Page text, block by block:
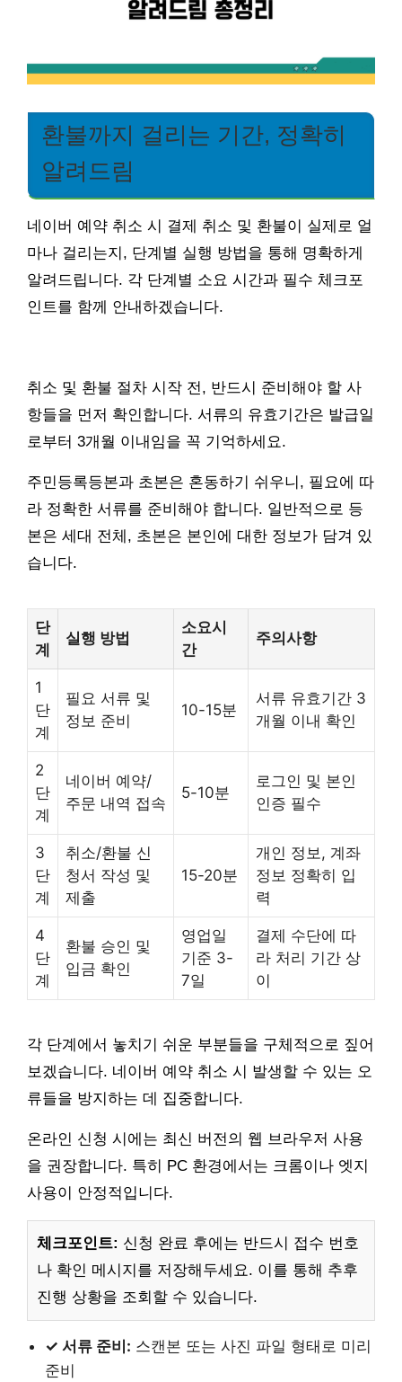
환불까지 걸리는 기간, 정확히
알려드림
네이버 예약 취소 시 결제 취소 및 환불이 실제로 얼
마나 걸리는지, 단계별 실행 방법을 통해 명확하게
알려드립니다. 각 단계별 소요 시간과 필수 체크포
인트를 함께 안내하겠습니다.
취소 및 환불 절차 시작 전, 반드시 준비해야 할 사
항들을 먼저 확인합니다. 서류의 유효기간은 발급일
로부터 3개월 이내임을 꼭 기억하세요.
주민등록등본과 초본은 혼동하기 쉬우니, 필요에 따
라 정확한 서류를 준비해야 합니다. 일반적으로 등
본은 세대 전체, 초본은 본인에 대한 정보가 담겨 있
습니다.
단
계
실행 방법
소요시
간
주의사항
1
단
계
필요 서류 및
정보 준비
10-15분
서류 유효기간 3
개월 이내 확인
2
단
계
네이버 예약/
주문 내역 접속
5-10분
로그인 및 본인
인증 필수
3
단
계
취소/환불 신
청서 작성 및
제출
15-20분
개인 정보, 계좌
정보 정확히 입
력
4
단
계
환불 승인 및
입금 확인
영업일
기준 3-
7일
결제 수단에 따
라 처리 기간 상
이
각 단계에서 놓치기 쉬운 부분들을 구체적으로 짚어
보겠습니다. 네이버 예약 취소 시 발생할 수 있는 오
류들을 방지하는 데 집중합니다.
온라인 신청 시에는 최신 버전의 웹 브라우저 사용
을 권장합니다. 특히 PC 환경에서는 크롬이나 엣지
사용이 안정적입니다.
체크포인트: 신청 완료 후에는 반드시 접수 번호
나 확인 메시지를 저장해두세요. 이를 통해 추후
진행 상황을 조회할 수 있습니다.
✓ 서류 준비: 스캔본 또는 사진 파일 형태로 미리
준비